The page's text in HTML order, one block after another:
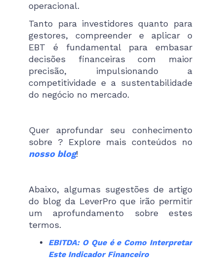
operacional.
Tanto para investidores quanto para
gestores, compreender e aplicar o
EBT é fundamental para embasar
decisões financeiras com maior
precisão, impulsionando a
competitividade e a sustentabilidade
do negócio no mercado.
Quer aprofundar seu conhecimento
sobre ? Explore mais conteúdos no
nosso blog!
Abaixo, algumas sugestões de artigo
do blog da LeverPro que irão permitir
um aprofundamento sobre estes
termos.
EBITDA: O Que é e Como Interpretar
Este Indicador Financeiro